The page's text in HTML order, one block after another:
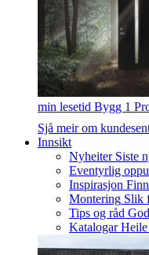
min lesetid Bygg 1
Sjå meir om
Innsikt
Nyheiter Siste
Eventyrlig
Inspirasjon
Montering Slik
Tips og råd
Katalogar Heile